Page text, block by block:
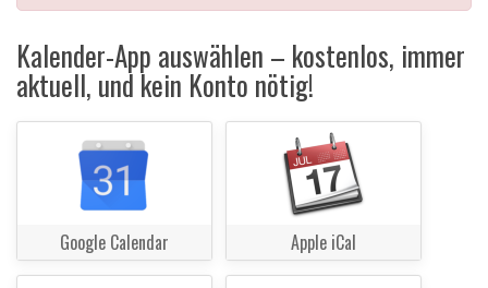
Kalender-App auswählen – kostenlos, immer
aktuell, und kein Konto nötig!
Google Calendar Apple iCal